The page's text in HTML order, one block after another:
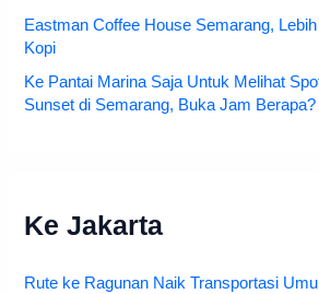
Eastman Coffee House Semarang,
Kopi
Ke Pantai Marina Saja Untuk Melihat
Sunset di Semarang, Buka Jam Berapa?
Ke Jakarta
Rute ke Ragunan Naik Transportasi